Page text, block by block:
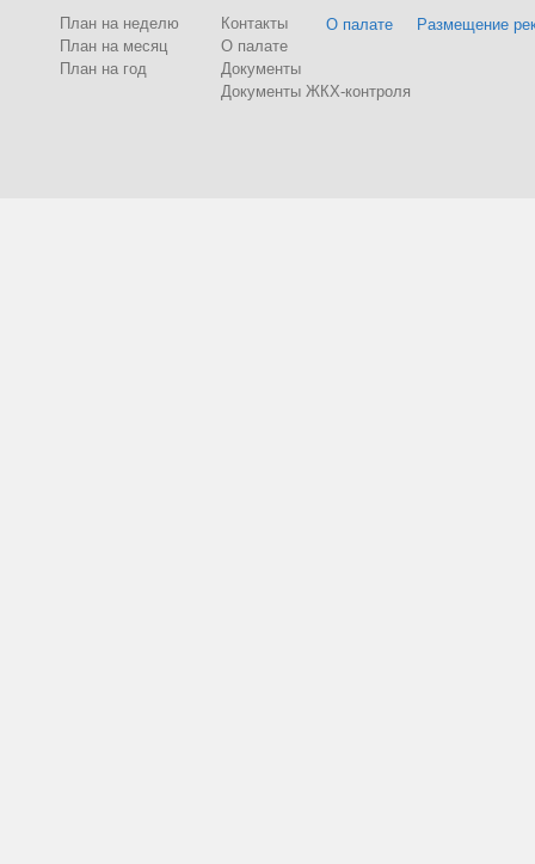
План на неделю
План на месяц
План на год
Контакты
О палате
Документы
Документы ЖКХ-контроля
О палате Размещение